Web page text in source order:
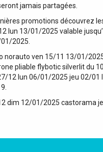
jamais partagées.
promotions découvrez
lun 13/01/2025 valable
2025.
ven 15/11 13/01/
pliable flybotic silverlit du
12 lun 06/01/2025 jeu 02/
dim 12/01/2025 castorama